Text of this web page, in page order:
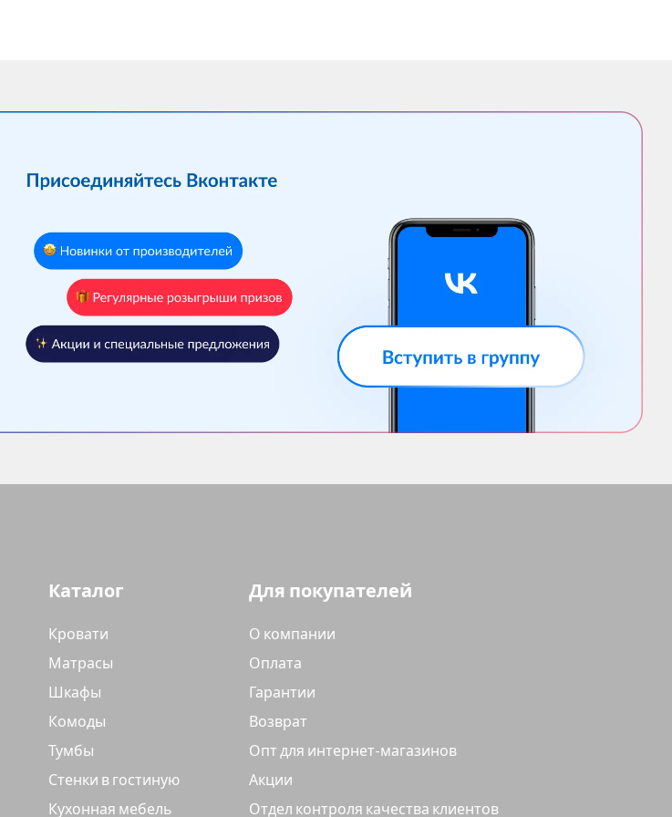
Каталог
Кровати
Матрасы
Шкафы
Комоды
Тумбы
Стенки в гостиную
Кухонная мебель
Для покупателей
О компании
Оплата
Гарантии
Возврат
Опт для интернет-магазинов
Акции
Отдел контроля качества клиентов